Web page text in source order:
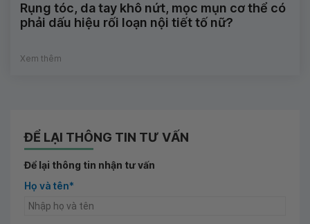
Rụng tóc, da tay khô nứt, mọc mụn cơ thể có
phải dấu hiệu rối loạn nội tiết tố nữ?
Xem thêm
ĐỂ LẠI THÔNG TIN TƯ VẤN
Để lại thông tin nhận tư vấn
Họ và tên*